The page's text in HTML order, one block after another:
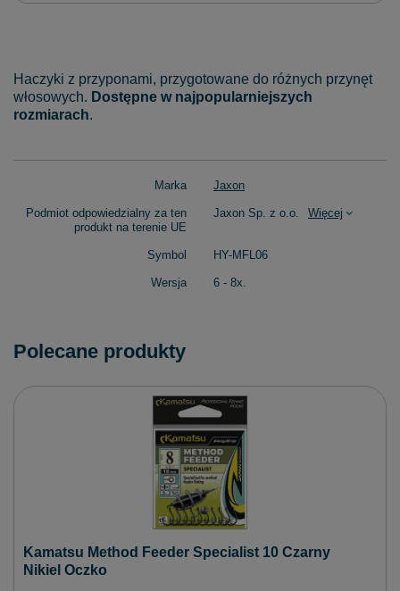
Haczyki z przyponami, przygotowane do różnych przynęt
włosowych. Dostępne w najpopularniejszych
rozmiarach.
Marka Jaxon
Podmiot odpowiedzialny za ten
produkt na terenie UE
Jaxon Sp. z o.o. Więcej
Symbol HY-MFL06
Wersja 6 - 8x.
Polecane produkty
Kamatsu Method Feeder Specialist 10 Czarny
Nikiel Oczko